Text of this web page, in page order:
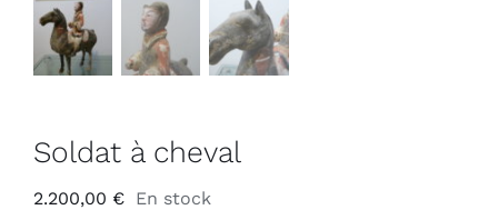
Soldat à cheval
2.200,00 € En stock